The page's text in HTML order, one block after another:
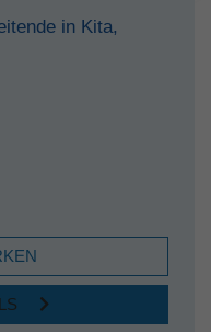
in Kita,